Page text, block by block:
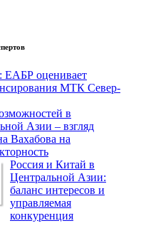
ЕАБР оценивает
МТК Север-
в
Азии – взгляд
Вахабова на
Россия и Китай в
Центральной Азии:
баланс интересов и
управляемая
конкуренция